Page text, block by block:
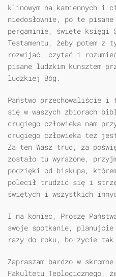
klinowym na kamiennych i
niedosłownie, po te
pergaminie, święte księgi
Testamentu, żeby potem z
rozwijać, czytać i
pisane ludzkim kunsztem
ludzkiej Bóg.
Państwo przechowaliście
się w waszych zbiorach
drugiego człowieka nam
drugiego człowieka też
Za ten Wasz trud, za
zostało tu wyrażone,
podzięki od biskupa,
polecił trudzić się i
świętych i wszystkich
I na koniec, Proszę
swoje spotkanie, planujcie
razy do roku, bo życie tak
Zapraszam bardzo w
Fakultetu Teologicznego,